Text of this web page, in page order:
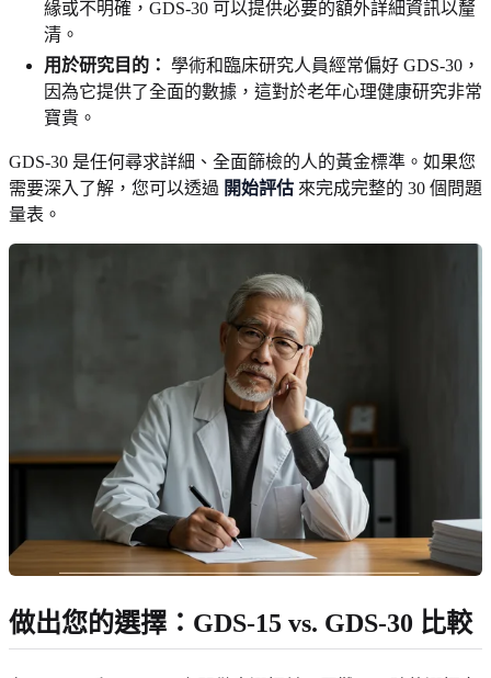
緣或不明確，GDS-30 可以提供必要的額外詳細資訊以釐
清。
用於研究目的： 學術和臨床研究人員經常偏好 GDS-30，
因為它提供了全面的數據，這對於老年心理健康研究非常
寶貴。
GDS-30 是任何尋求詳細、全面篩檢的人的黃金標準。如果您
需要深入了解，您可以透過 開始評估 來完成完整的 30 個問題
量表。
做出您的選擇：GDS-15 vs. GDS-30 比較